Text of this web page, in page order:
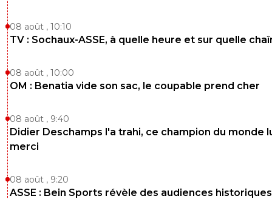
08 août , 10:10
TV : Sochaux-ASSE, à quelle heure et sur quelle
08 août , 10:00
OM : Benatia vide son sac, le coupable prend cher
08 août , 9:40
Didier Deschamps l'a trahi, ce champion du monde
merci
08 août , 9:20
ASSE : Bein Sports révèle des audiences historiques